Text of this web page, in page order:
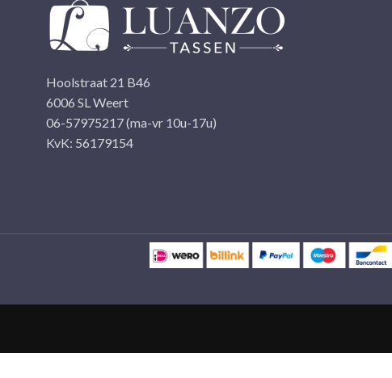
Hoolstraat 21 B46
6006 SL Weert
06-57975217 (ma-vr 10u-17u)
KvK: 56179154